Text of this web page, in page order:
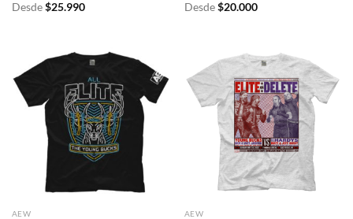
Desde $25.990
Desde $20.000
AEW AEW